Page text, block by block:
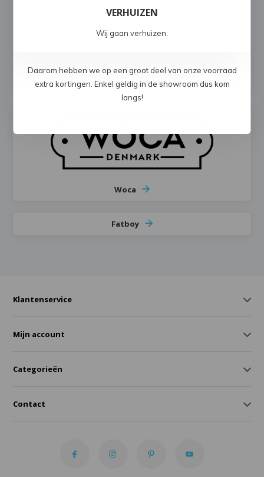
Lafuma
Woca
Fatboy
Klantenservice
Mijn account
Categorieën
Contact
VERHUIZEN
Wij gaan verhuizen.
Daarom hebben we op een groot deel van onze voorraad
extra kortingen. Enkel geldig in de showroom dus kom
langs!